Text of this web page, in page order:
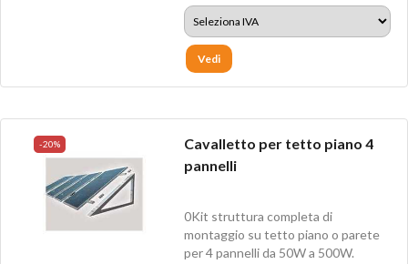
Vedi
-20%
Cavalletto per tetto piano 4
pannelli
0Kit struttura completa di
montaggio su tetto piano o parete
per 4 pannelli da 50W a 500W.